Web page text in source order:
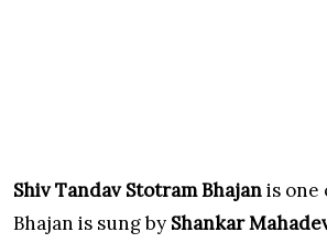
Shiv Tandav Stotram Bhajanis one
Bhajan is sung by Shankar